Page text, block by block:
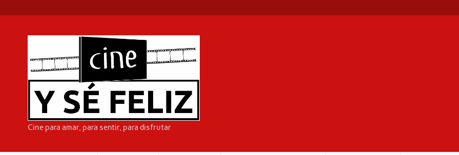
content
Cine para amar, para sentir, para disfrutar